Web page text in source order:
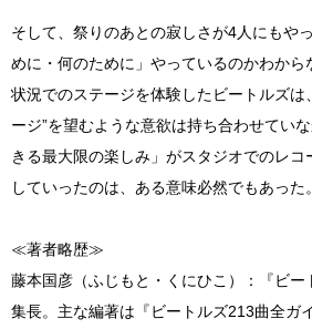
そして、祭りのあとの寂しさが4人にもや
めに・何のために」やっているのかわから
状況でのステージを体験したビートルズは
ージ”を望むような意欲は持ち合わせてい
きる最大限の楽しみ」がスタジオでのレ
していったのは、ある意味必然でもあった。
≪著者略歴≫
藤本国彦（ふじもと・くにひこ）：『ビ
集長。主な編著は『ビートルズ213曲全ガ